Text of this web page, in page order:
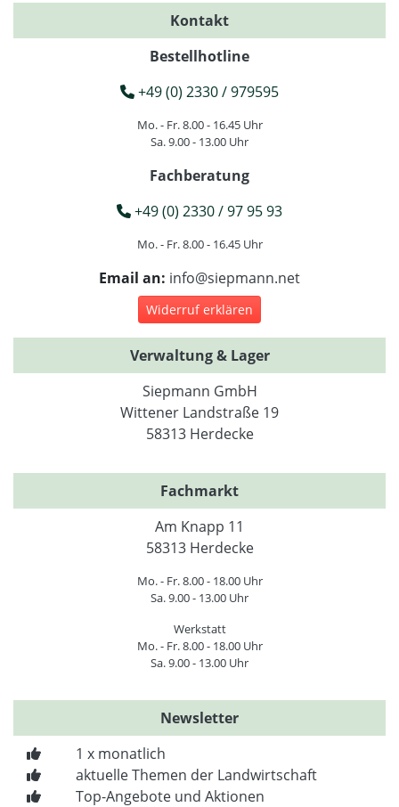
Kontakt
Bestellhotline
+49 (0) 2330 / 979595
Mo. - Fr. 8.00 - 16.45 Uhr
Sa. 9.00 - 13.00 Uhr
Fachberatung
+49 (0) 2330 / 97 95 93
Mo. - Fr. 8.00 - 16.45 Uhr
Email an: info@siepmann.net
Widerruf erklären
Verwaltung & Lager
Siepmann GmbH
Wittener Landstraße 19
58313 Herdecke
Fachmarkt
Am Knapp 11
58313 Herdecke
Mo. - Fr. 8.00 - 18.00 Uhr
Sa. 9.00 - 13.00 Uhr
Werkstatt
Mo. - Fr. 8.00 - 18.00 Uhr
Sa. 9.00 - 13.00 Uhr
Newsletter
1 x monatlich
aktuelle Themen der Landwirtschaft
Top-Angebote und Aktionen